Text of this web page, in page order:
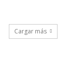
Cargar más